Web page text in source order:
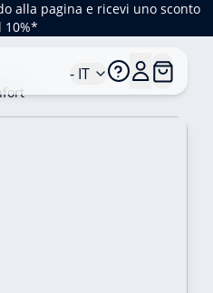
alla pagina e ricevi uno sconto
10%*
- IT